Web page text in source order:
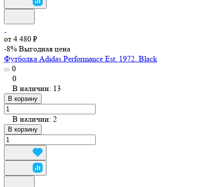
от 4 480 ₽
-8% Выгодная цена
Футболка Adidas Performance Est. 1972. Black
0
0
В наличии: 13
В корзину
В наличии: 2
В корзину